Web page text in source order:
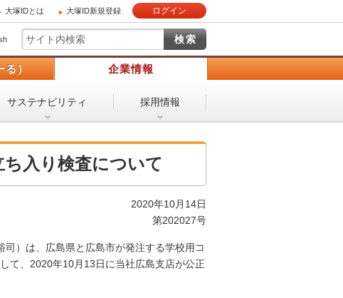
大塚IDとは 大塚ID新規登録 ログイン
） 企業情報
サステナビリティ 採用情報
入り検査について
2020年10月14日
第202027号
）は、広島県と広島市が発注する学校用コ
て、2020年10月13日に当社広島支店が公正